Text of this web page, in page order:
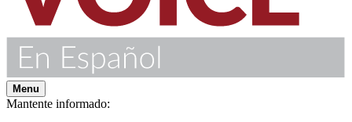
Menu
Mantente informado: